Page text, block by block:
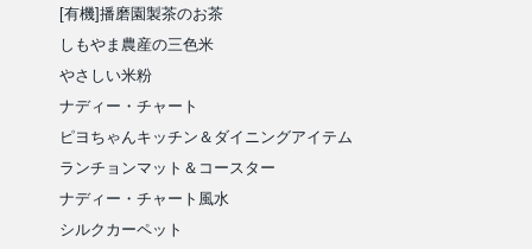
[有機]播磨園製茶のお茶
しもやま農産の三色米
やさしい米粉
ナディー・チャート
ピヨちゃんキッチン＆ダイニングアイテム
ランチョンマット＆コースター
ナディー・チャート風水
シルクカーペット